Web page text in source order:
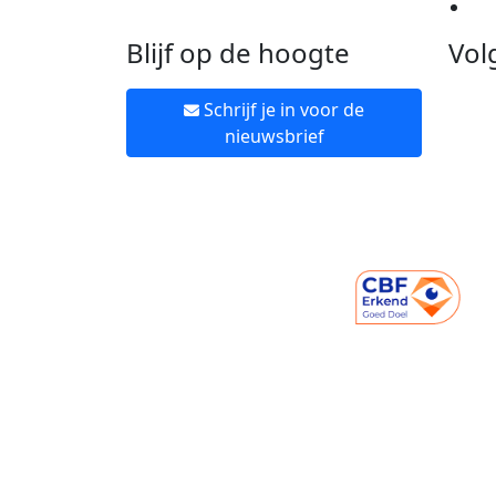
Blijf op de hoogte
Schrijf je in voor de
nieuwsbrief